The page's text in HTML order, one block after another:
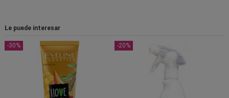
Le puede interesar
-30% -20%